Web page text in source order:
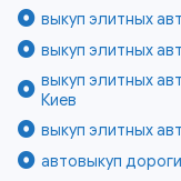
выкуп элитных
выкуп элитных
выкуп элитных
Киев
выкуп элитных
автовыкуп